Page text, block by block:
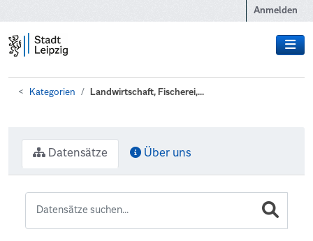
Anmelden
Kategorien Landwirtschaft, Fischerei,...
Datensätze Über uns